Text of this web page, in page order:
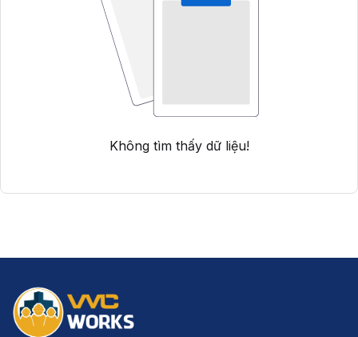
Không tìm thấy dữ liệu!